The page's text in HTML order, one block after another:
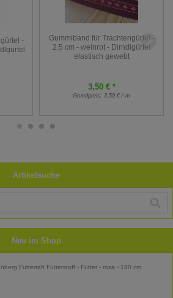
Artikelsuche
Neu im Shop
Futtertaft Futterstoff - Futter - rosa - 180 cm
-
Gummiband für Trachtengürtel -
2,5 cm - weinrot - Dirndlgürtel
elastisch gewebt
3,50 € *
Grundpreis: 3,50 € / m